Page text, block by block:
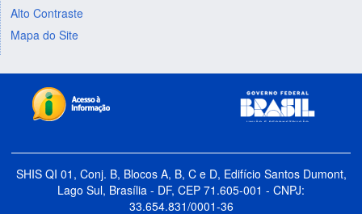
Alto Contraste
Mapa do Site
SHIS QI 01, Conj. B, Blocos A, B, C e D, Edifício Santos Dumont,
Lago Sul, Brasília - DF, CEP 71.605-001 - CNPJ:
33.654.831/0001-36